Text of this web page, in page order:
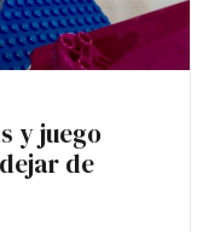
y juego
de